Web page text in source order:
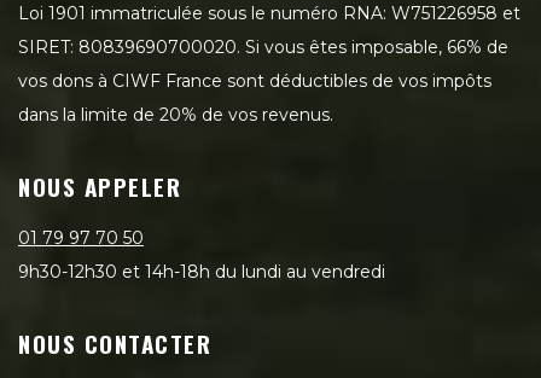
Loi 1901 immatriculée sous le numéro RNA: W751226958 et
SIRET: 80839690700020. Si vous êtes imposable, 66% de
vos dons à CIWF France sont déductibles de vos impôts
dans la limite de 20% de vos revenus.
NOUS APPELER
01 79 97 70 50
9h30-12h30 et 14h-18h du lundi au vendredi
NOUS CONTACTER